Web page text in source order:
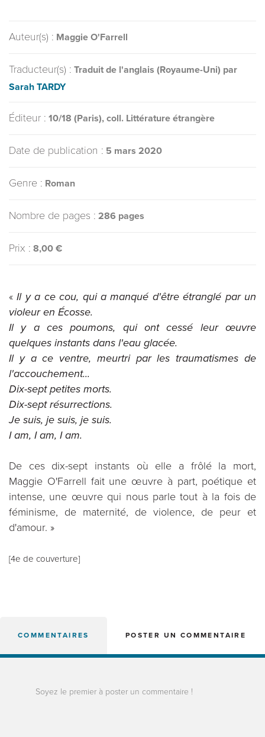
Auteur(s) : Maggie O'Farrell
Traducteur(s) : Traduit de l'anglais (Royaume-Uni) par
Sarah TARDY
Éditeur : 10/18 (Paris), coll. Littérature étrangère
Date de publication : 5 mars 2020
Genre : Roman
Nombre de pages : 286 pages
Prix : 8,00 €
«Il y a ce cou, qui a manqué d'être étranglé par un
violeur en Écosse.
Il y a ces poumons, qui ont cessé leur œuvre
quelques instants dans l'eau glacée.
Il y a ce ventre, meurtri par les traumatismes de
l'accouchement...
Dix-sept petites morts.
Dix-sept résurrections.
Je suis, je suis, je suis.
I am, I am, I am.
De ces dix-sept instants où elle a frôlé la mort,
Maggie O'Farrell fait une œuvre à part, poétique et
intense, une œuvre qui nous parle tout à la fois de
féminisme, de maternité, de violence, de peur et
d'amour. »
[4e de couverture]
COMMENTAIRES POSTER UN COMMENTAIRE
Soyez le premier à poster un commentaire !